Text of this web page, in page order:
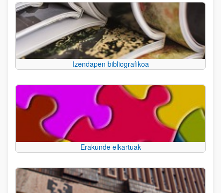
Izendapen bibliografikoa
Erakunde elkartuak